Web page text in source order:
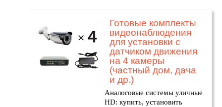
Готовые комплекты
видеонаблюдения
для установки с
датчиком движения
на 4 камеры
(частный дом, дача
и др.)
Аналоговые системы уличные
HD: купить, установить